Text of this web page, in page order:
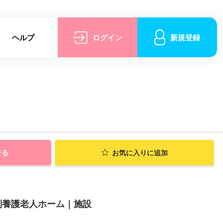
ヘルプ ログイン 新規登録
お気に入りに追加
護老人ホーム｜施設